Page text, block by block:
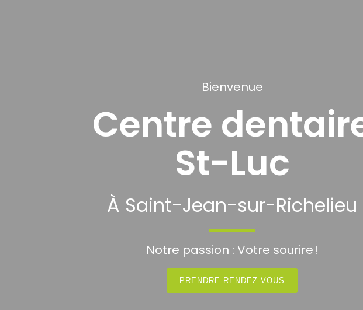
Bienvenue
Centre
St-Luc
À Saint-Jean-sur-Richelieu
Notre passion : Votre sourire !
PRENDRE RENDEZ-VOUS